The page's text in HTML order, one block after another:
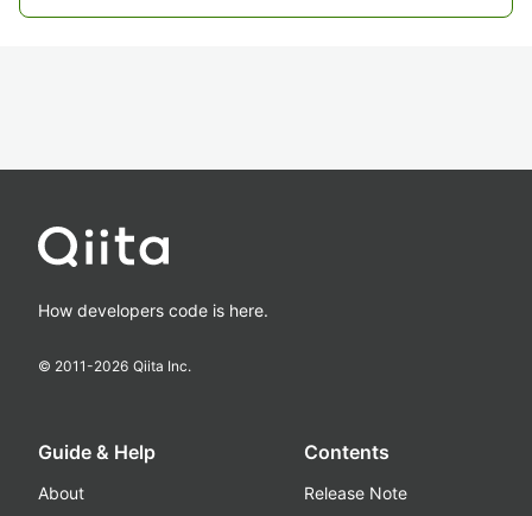
How developers code is here.
© 2011-2026 Qiita Inc.
Guide & Help
About
Contents
Release Note